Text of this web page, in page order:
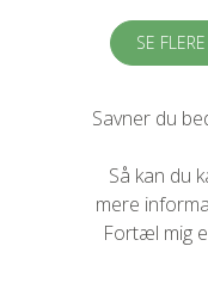
SE
Savner du
Så kan du
mere
Fortæl mig